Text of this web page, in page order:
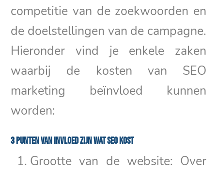
competitie van de zoekwoorden en
de doelstellingen van de campagne.
Hieronder vind je enkele zaken
waarbij de kosten van SEO
marketing beïnvloed kunnen
worden:
3 punten van invloed zijn wat SEO kost
Grootte van de website: Over